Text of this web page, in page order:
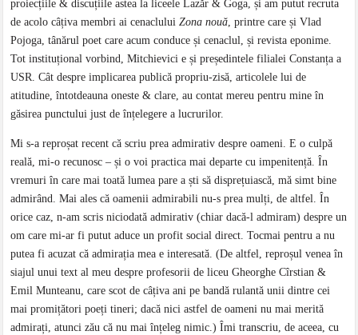
proiecțiile & discuțiile astea la liceele Lazăr & Goga, și am putut recruta
de acolo câțiva membri ai cenacluluiZona nouă, printre care și Vlad
Pojoga, tânărul poet care acum conduce și cenaclul, și revista eponime.
Tot instituțional vorbind, Mitchievici e și președintele filialei Constanța a
USR. Cât despre implicarea publică propriu-zisă, articolele lui de
atitudine, întotdeauna oneste & clare, au contat mereu pentru mine în
găsirea punctului just de înțelegere a lucrurilor.
Mi s-a reproșat recent că scriu prea admirativ despre oameni. E o culpă
reală, mi-o recunosc – și o voi practica mai departe cu impenitență. În
vremuri în care mai toată lumea pare a ști să disprețuiască, mă simt bine
admirând. Mai ales că oamenii admirabili nu-s prea mulți, de altfel. În
orice caz, n-am scris niciodată admirativ (chiar dacă-l admiram) despre un
om care mi-ar fi putut aduce un profit social direct. Tocmai pentru a nu
putea fi acuzat că admirația mea e interesată. (De altfel, reproșul venea în
siajul unui text al meu despre profesorii de liceu Gheorghe Cîrstian &
Emil Munteanu, care scot de câțiva ani pe bandă rulantă unii dintre cei
mai promițători poeți tineri; dacă nici astfel de oameni nu mai merită
admirați, atunci zău că nu mai înțeleg nimic.) Îmi transcriu, de aceea, cu